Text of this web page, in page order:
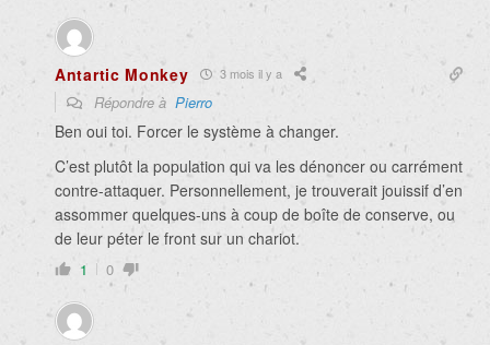
Antartic Monkey 3 mois il y a
Répondre à Pierro
Ben oui toi. Forcer le système à changer.
C’est plutôt la population qui va les dénoncer ou carrément
contre-attaquer. Personnellement, je trouverait jouissif d’en
assommer quelques-uns à coup de boîte de conserve, ou
de leur péter le front sur un chariot.
1 0